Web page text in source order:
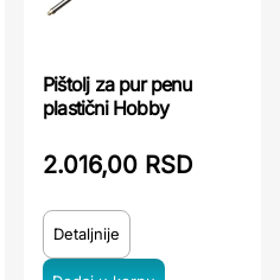
Pištolj za pur penu
plastični Hobby
2.016,00 RSD
Detaljnije